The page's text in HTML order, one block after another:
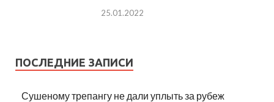
25.01.2022
ПОСЛЕДНИЕ ЗАПИСИ
Сушеному трепангу не дали уплыть за рубеж